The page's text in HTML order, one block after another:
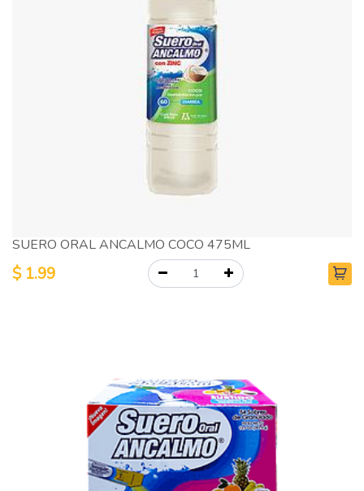
SUERO ORAL ANCALMO COCO 475ML
$ 1.99